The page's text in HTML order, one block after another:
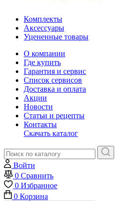
Комплекты
Аксессуары
Уцененные товары
О компании
Где купить
Гарантия и сервис
Список сервисов
Доставка и оплата
Акции
Новости
Статьи и рецепты
Контакты
Скачать каталог
Войти
0 Сравнить
0 Избранное
0 Корзина